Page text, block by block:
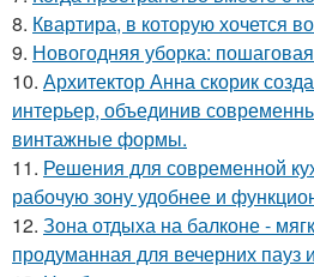
8. Квартира, в которую хочется
9. Новогодняя уборка:
10. Архитектор Анна скорик
интерьер, объединив
винтажные формы.
11. Решения для современной
рабочую зону удобнее и
12. Зона отдыха на балконе -
продуманная для вечерних пауз